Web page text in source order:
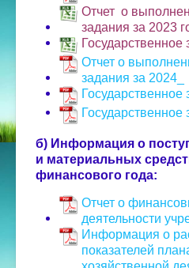
Отчет о
задания за 2023
Отчет о
задания за 2024_
Государственное
б) Информация о
и материальных
финансового года:
Отчет о
деятельности
Информация о
показателей